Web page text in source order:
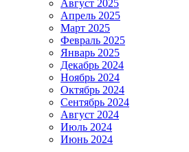
Август 2025
Апрель 2025
Март 2025
Февраль 2025
Январь 2025
Декабрь 2024
Ноябрь 2024
Октябрь 2024
Сентябрь 2024
Август 2024
Июль 2024
Июнь 2024